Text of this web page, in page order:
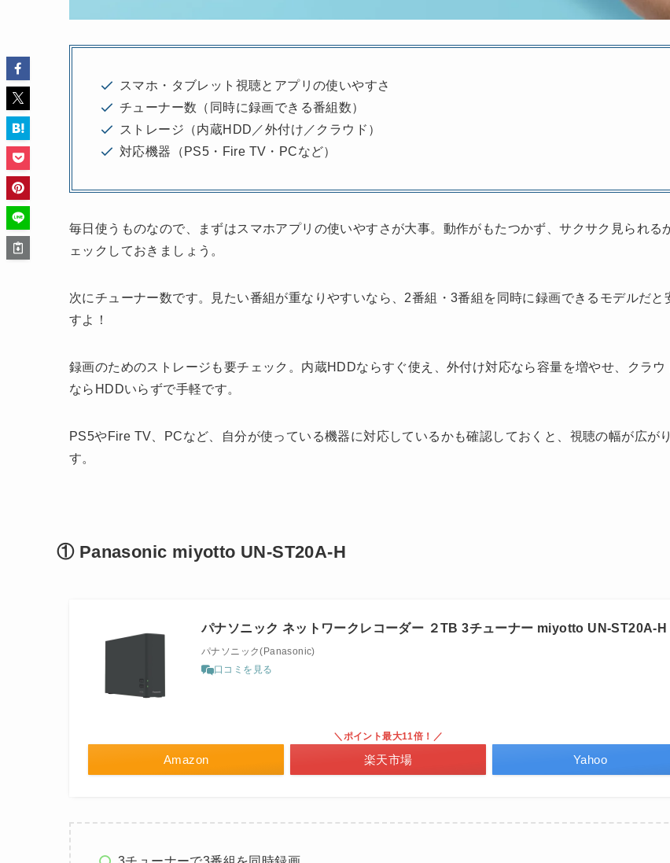
スマホ・タブレット視聴とアプリの使いやすさ
チューナー数（同時に録画できる番組数）
ストレージ（内蔵HDD／外付け／クラウド）
対応機器（PS5・Fire TV・PCなど）
毎日使うものなので、まずはスマホアプリの使いやすさが大事。動作がもたつかず、サクサク見られる
ェックしておきましょう。
次にチューナー数です。見たい番組が重なりやすいなら、2番組・3番組を同時に録画できるモデルだと
すよ！
録画のためのストレージも要チェック。内蔵HDDならすぐ使え、外付け対応なら容量を増やせ、クラウ
ならHDDいらずで手軽です。
PS5やFire TV、PCなど、自分が使っている機器に対応しているかも確認しておくと、視聴の幅が広が
す。
① Panasonic miyotto UN-ST20A-H
パナソニック ネットワークレコーダー ２TB 3チューナー miyotto UN-ST20A-H
パナソニック(Panasonic)
口コミを見る
Amazon
＼ポイント最大11倍！／
楽天市場 Yahoo